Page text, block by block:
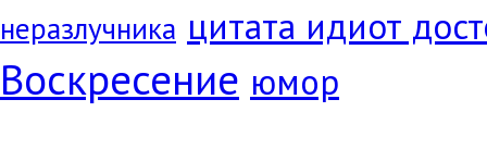
неразлучника цитата идиот
Воскресение юмор